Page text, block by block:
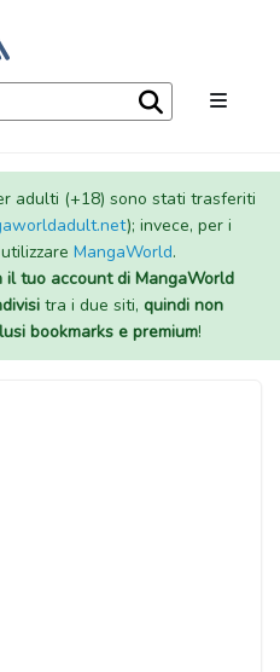
adulti (+18) sono stati trasferiti
); invece, per i
MangaWorld.
tuo account di MangaWorld
tra i due siti, quindi non
bookmarks e premium!